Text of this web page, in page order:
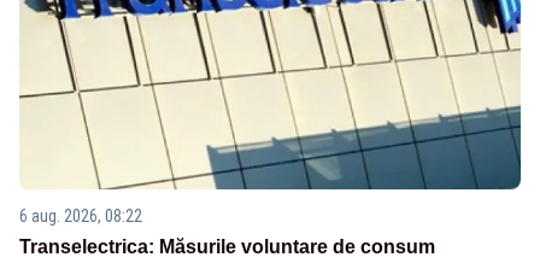
6 aug. 2026, 08:22
Transelectrica: Măsurile voluntare de consum